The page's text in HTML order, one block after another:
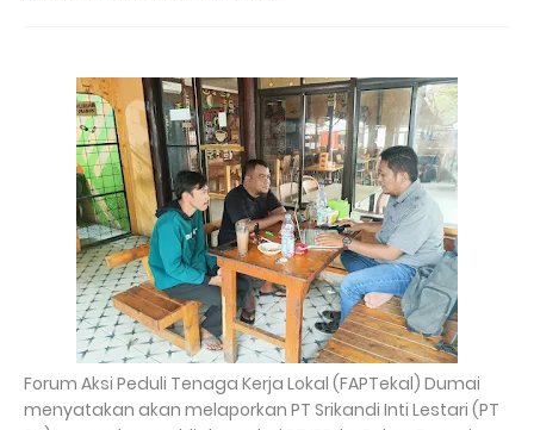
Forum Aksi Peduli Tenaga Kerja Lokal (FAPTekal) Dumai
menyatakan akan melaporkan PT Srikandi Inti Lestari (PT